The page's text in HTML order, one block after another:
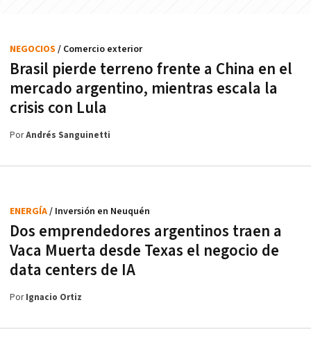
Brasil pierde terreno frente a China en el
mercado argentino, mientras escala la
crisis con Lula
NEGOCIOS / Comercio exterior
PorAndrés Sanguinetti
Dos emprendedores argentinos traen a
Vaca Muerta desde Texas el negocio de
data centers de IA
ENERGÍA/ Inversión en Neuquén
PorIgnacio Ortiz